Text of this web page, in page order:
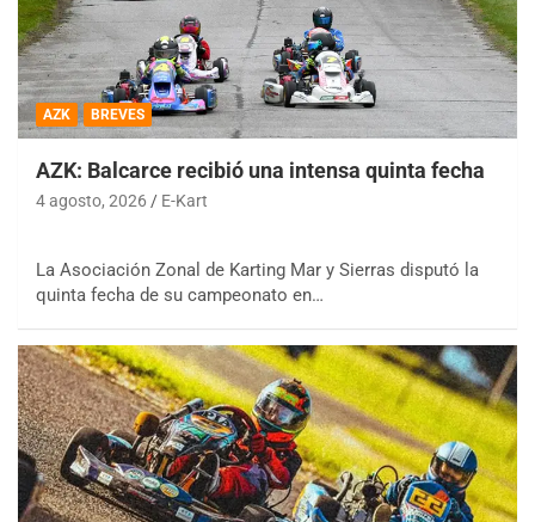
AZK BREVES
AZK: Balcarce recibió una intensa quinta fecha
4 agosto, 2026 E-Kart
La Asociación Zonal de Karting Mar y Sierras disputó la
quinta fecha de su campeonato en…